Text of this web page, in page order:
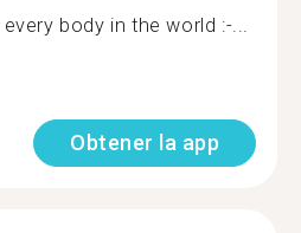
body in the world :-...
Obtener la app